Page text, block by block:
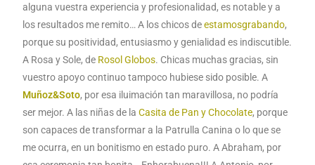
alguna vuestra experiencia y profesionalidad, es notable y a
los resultados me remito… A los chicos deestamosgrabando,
porque su positividad, entusiasmo y genialidad es indiscutible.
A Rosa y Sole, de Rosol Globos. Chicas muchas gracias, sin
vuestro apoyo continuo tampoco hubiese sido posible. A
Muñoz&Soto, por esa iluimación tan maravillosa, no podría
ser mejor. A las niñas de laCasita de Pan y Chocolate, porque
son capaces de transformar a la Patrulla Canina o lo que se
me ocurra, en un bonitismo en estado puro. A Abraham, por